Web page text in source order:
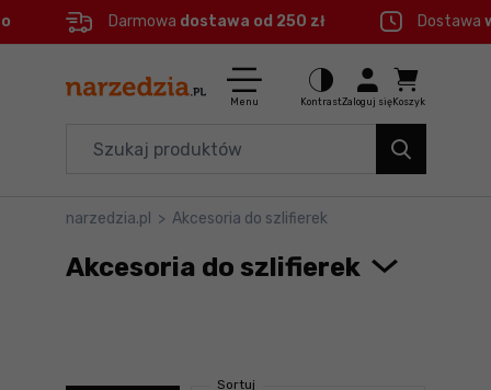
Menu główne
Filtry
Produkty
Darmowa dostawa od 250 zł Dostawa
Menu KontrastZaloguj się Koszyk
Elektronarzędzia
narzedzia.pl > Akcesoria do szlifierek
Akcesoria do szlifierek
Sortuj